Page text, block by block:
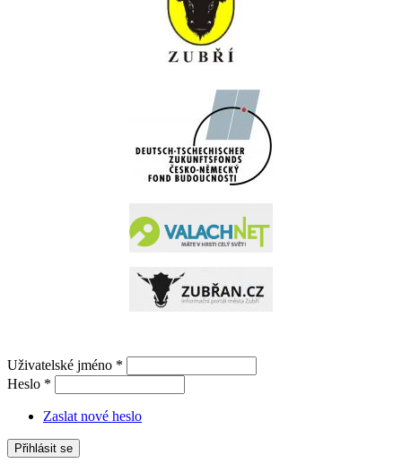
Uživatelské jméno *
Heslo *
Zaslat nové heslo